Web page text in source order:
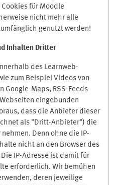
für Moodle
nicht mehr alle
genutzt werden!
Inhalten Dritter
des Learnweb-
zum Beispiel Videos von
Google-Maps, RSS-Feeds
eingebunden
dass die Anbieter dieser
als "Dritt-Anbieter") die
Denn ohne die IP-
nicht an den Browser des
IP-Adresse ist damit für
erforderlich. Wir bemühen
deren jeweilige